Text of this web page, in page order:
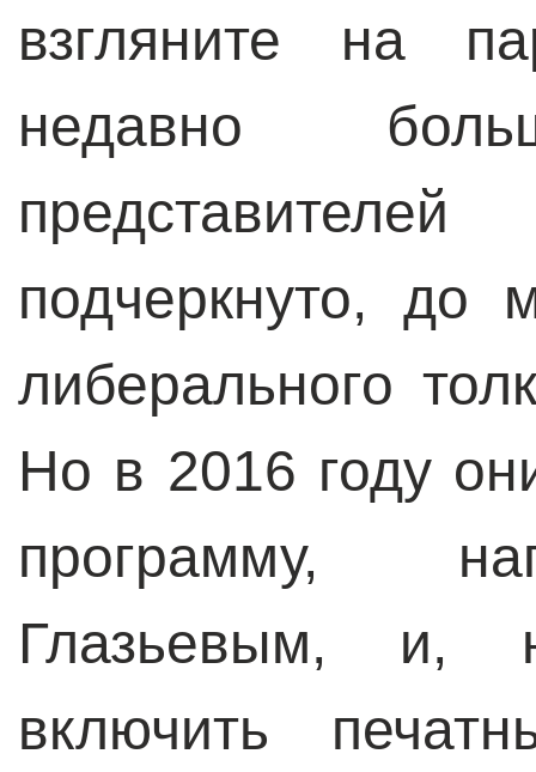
взгляните на
недавно
подчеркнуто, до
либерального
Но в 2016 году
программу,
Глазьевым, и,
включить